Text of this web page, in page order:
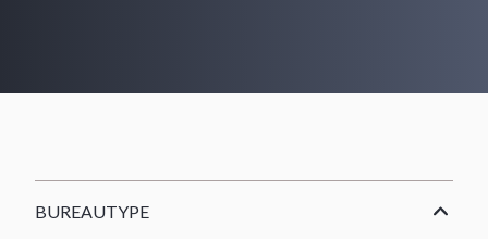
BUREAUTYPE